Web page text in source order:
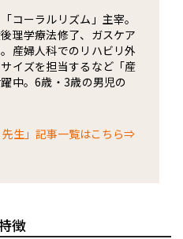
コーラルリズム」主宰。
理学療法修了、ガスケア
産婦人科でのリハビリ外
イズを担当するなど「産
中。6歳・3歳の男児の
先生」記事一覧はこちら⇒
徴